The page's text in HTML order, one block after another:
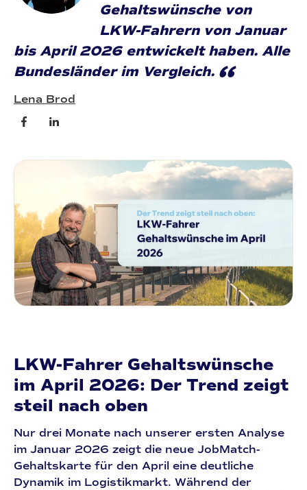
Gehaltswünsche von
LKW-Fahrern von Januar
bis April 2026 entwickelt haben. Alle
Bundesländer im Vergleich. “
Lena Brod
LKW-Fahrer Gehaltswünsche
im April 2026: Der Trend zeigt
steil nach oben
Nur drei Monate nach unserer ersten Analyse
im Januar 2026 zeigt die neue JobMatch-
Gehaltskarte für den April eine deutliche
Dynamik im Logistikmarkt. Während der